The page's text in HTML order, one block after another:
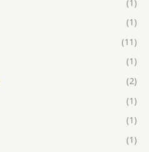
(1)
(11)
(1)
(2)
(1)
(1)
(1)